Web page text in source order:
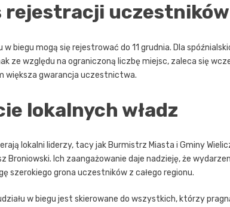
rejestracji uczestników
w biegu mogą się rejestrować do 11 grudnia. Dla
ze względu na ograniczoną liczbę miejsc, zaleca się
większa gwarancja uczestnictwa.
lokalnych władz
lokalni liderzy, tacy jak Burmistrz Miasta i Gminy
Broniowski. Ich zaangażowanie daje nadzieję, że
szerokiego grona uczestników z całego regionu.
w biegu jest skierowane do wszystkich, którzy